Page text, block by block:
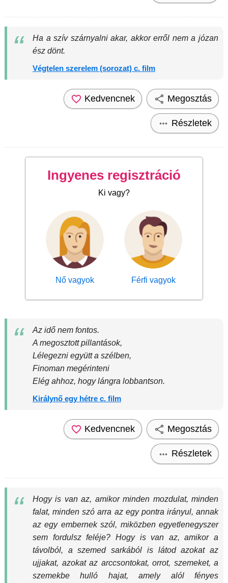
Ha a szív szárnyalni akar, akkor erről nem a józan
ész dönt.
Végtelen szerelem (sorozat) c. film
Kedvencnek Megosztás
Részletek
Ingyenes regisztráció
Ki vagy?
Nő vagyok Férfi vagyok
Az idő nem fontos.
A megosztott pillantások,
Lélegezni együtt a szélben,
Finoman megérinteni
Elég ahhoz, hogy lángra lobbantson.
Királynő egy hétre c. film
Kedvencnek Megosztás
Részletek
Hogy is van az, amikor minden mozdulat, minden
falat, minden szó arra az egy pontra irányul, annak
az egy embernek szól, miközben egyetlenegyszer
sem fordulsz feléje? Hogy is van az, amikor a
távolból, a szemed sarkából is látod azokat az
ujjakat, azokat az arccsontokat, orrot, szemeket, a
szemekbe hulló hajat, amely alól fényes